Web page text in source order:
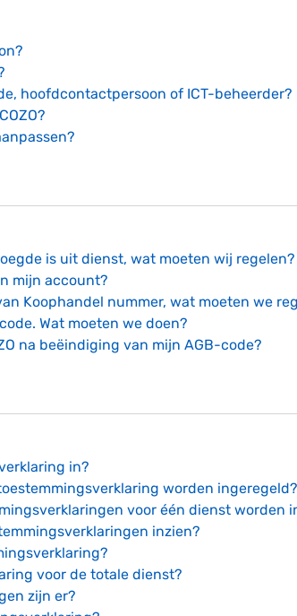
hoofdcontactpersoon of ICT-beheerder?
is uit dienst, wat moeten wij regelen?
mijn account?
Koophandel nummer, wat moeten we
Wat moeten we doen?
na beëindiging van mijn AGB-code?
in?
worden ingeregeld?
voor één dienst worden
inzien?
voor de totale dienst?
zijn er?